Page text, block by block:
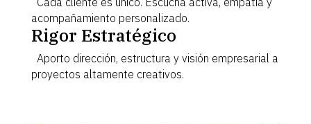
acompañamiento personalizado.
Rigor Estratégico
Aporto dirección, estructura y visión empresarial a
proyectos altamente creativos.